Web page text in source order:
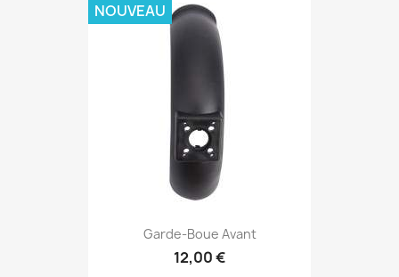
Garde-Boue Avant
12,00 €
NOUVEAU